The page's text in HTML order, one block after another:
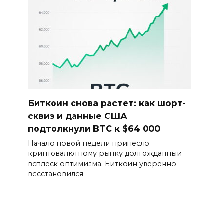
Биткоин снова растет: как шорт-
сквиз и данные США
подтолкнули BTC к $64 000
Начало новой недели принесло
криптовалютному рынку долгожданный
всплеск оптимизма. Биткоин уверенно
восстановился